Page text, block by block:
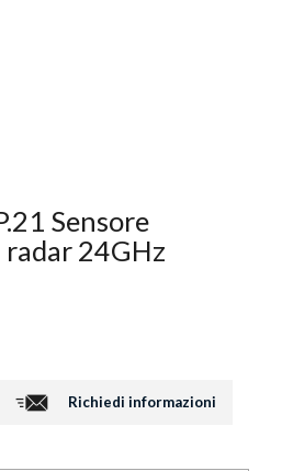
Sensore
radar 24GHz
Richiedi informazioni